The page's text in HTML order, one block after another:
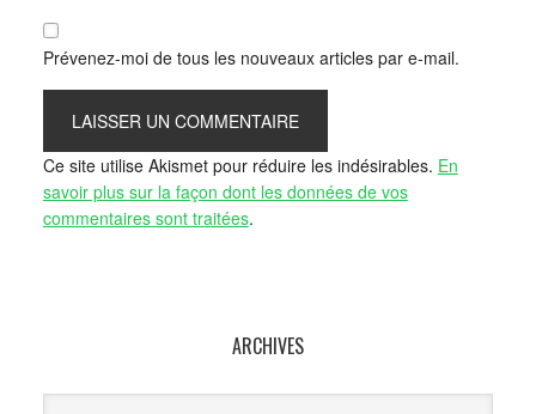
Prévenez-moi de tous les nouveaux articles par e-mail.
Ce site utilise Akismet pour réduire les indésirables. En
savoir plus sur la façon dont les données de vos
commentaires sont traitées.
ARCHIVES